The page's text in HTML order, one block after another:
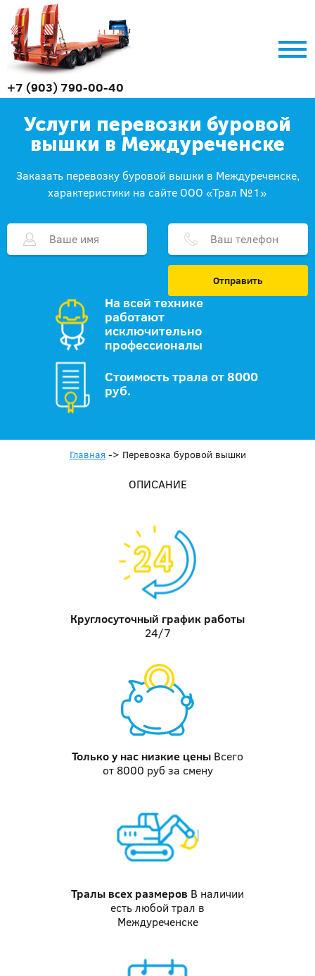
+7 (903) 790-00-40
Услуги перевозки буровой
вышки в Междуреченске
Заказать перевозку буровой вышки в Междуреченске,
характеристики на сайте ООО «Трал №1»
Отправить
На всей технике
работают
исключительно
профессионалы
Стоимость трала от 8000
руб.
Главная -> Перевозка буровой вышки
ОПИСАНИЕ
Круглосуточный график работы
24/7
Только у нас низкие цены Всего
от 8000 руб за смену
Тралы всех размеров В наличии
есть любой трал в
Междуреченске